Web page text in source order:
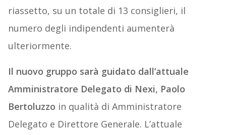
riassetto, su un totale di 13 consiglieri, il
numero degli indipendenti aumenterà
ulteriormente.
Il nuovo gruppo sarà guidato dall’attuale
Amministratore Delegato di Nexi, Paolo
Bertoluzzo in qualità di Amministratore
Delegato e Direttore Generale. L’attuale